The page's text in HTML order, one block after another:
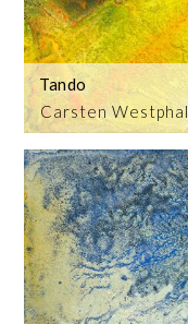
Carsten Westphal
Tando